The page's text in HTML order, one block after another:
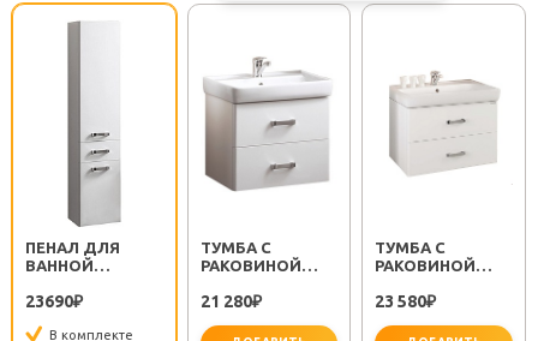
ПЕНАЛ ДЛЯ
ВАННОЙ
К
23690₽
В комплекте
ТУМБА С
РАКОВИНОЙ
21 280₽
ТУМБА С
РАКОВИНОЙ
23 580₽